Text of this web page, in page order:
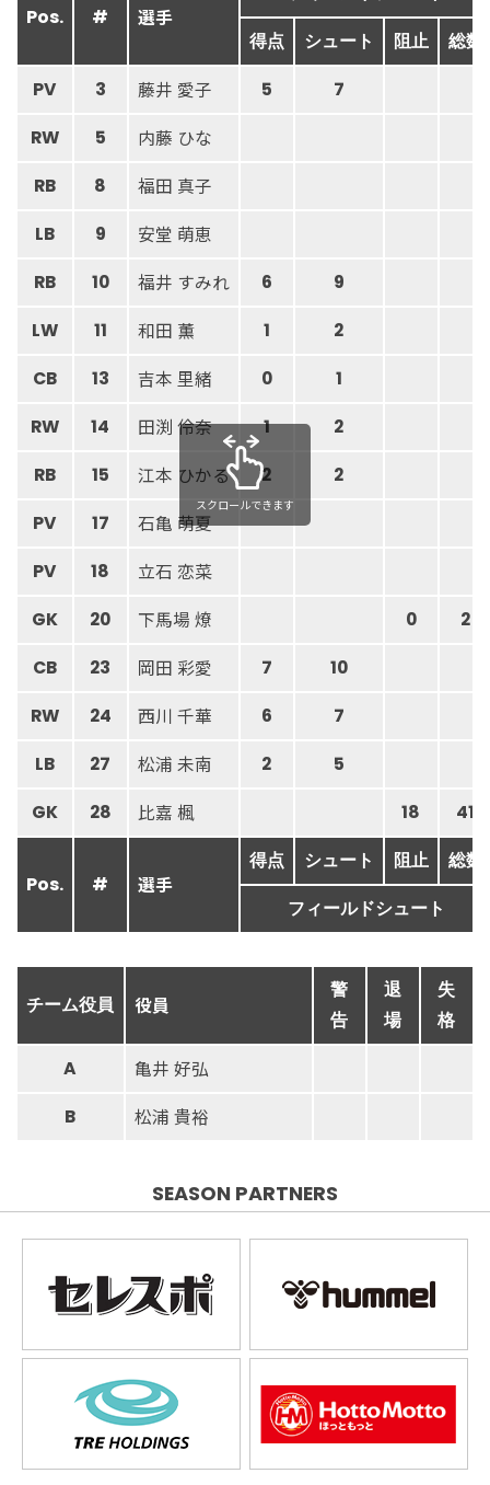
Pos. # 選手
得点 シュート 阻止 総数
PV 3 藤井 愛子 5 7
RW 5 内藤 ひな
RB 8 福田 真子
LB 9 安堂 萌恵
RB 10 福井 すみれ 6 9
LW 11 和田 薫 1 2
CB 13 吉本 里緒 0 1
RW 14 田渕 伶奈 1 2
RB 15 江本 ひかる 2 2
PV 17 石亀 萌夏
PV 18 立石 恋菜
GK 20 下馬場 燎 0 2
CB 23 岡田 彩愛 7 10
RW 24 西川 千華 6 7
LB 27 松浦 未南 2 5
GK 28 比嘉 楓 18 41
Pos. # 選手
得点 シュート 阻止 総数
フィールドシュート
スクロールできます
チーム役員 役員
警
告
退
場
失
格
A 亀井 好弘
B 松浦 貴裕
SEASON PARTNERS